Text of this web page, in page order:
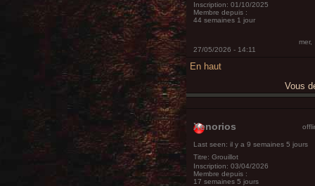
Inscription: 01/10/2025
Membre depuis :
44 semaines 1 jour
mer,
27/05/2026 - 14:11
En haut
Vous
Xenorios
Last seen: il y a 9 semaines 5 jours
Titre: Grouillot
Inscription: 03/04/2026
Membre depuis :
17 semaines 5 jours